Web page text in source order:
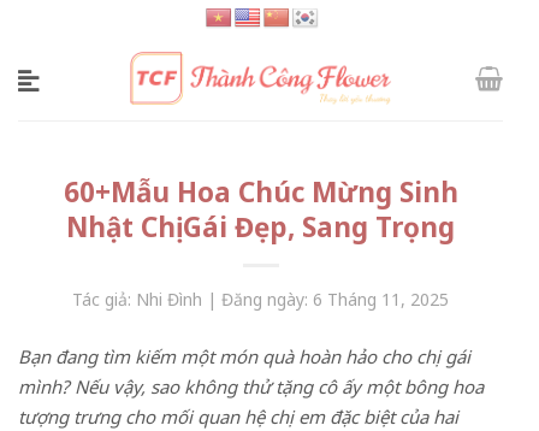
content
60+Mẫu Hoa Chúc Mừng Sinh
Nhật Chị Gái Đẹp, Sang Trọng
Tác giả: Nhi Đình | Đăng ngày: 6 Tháng 11, 2025
Bạn đang tìm kiếm một món quà hoàn hảo cho chị gái
mình? Nếu vậy, sao không thử tặng cô ấy một bông hoa
tượng trưng cho mối quan hệ chị em đặc biệt của hai